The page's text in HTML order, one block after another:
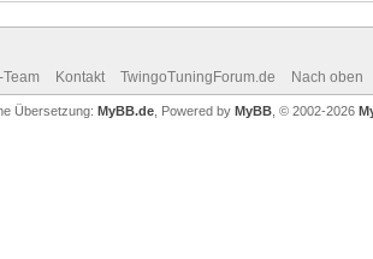
Team Kontakt TwingoTuningForum.de Nach oben
Übersetzung: MyBB.de, Powered by MyBB, © 2002-2026